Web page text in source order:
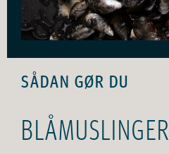
SÅDAN GØR DU
BLÅMUSLINGER